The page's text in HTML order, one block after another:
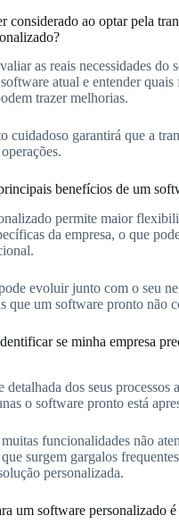
considerado ao optar pela
as reais necessidades do
atual e entender
trazer melhorias.
cuidadoso garantirá que a
benefícios de um
permite maior
da empresa, o que
evoluir junto com o seu
que um software pronto não
se minha empresa
detalhada dos seus processos
o software pronto está
funcionalidades não
surgem gargalos
personalizada.
um software personalizado é